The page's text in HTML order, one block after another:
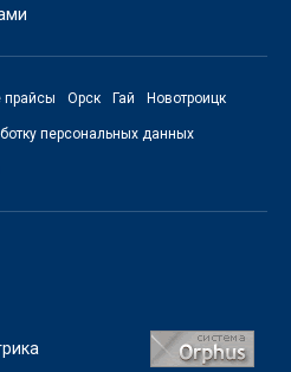
прайсы Орск Гай Новотроицк
персональных данных